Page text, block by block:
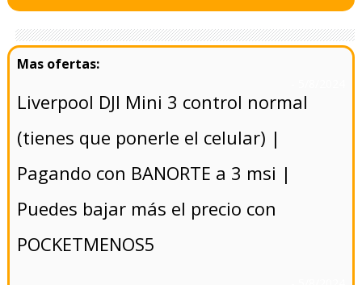
Liverpool DJI Mini 3 control normal
(tienes que ponerle el celular) |
Pagando con BANORTE a 3 msi |
Puedes bajar más el precio con
POCKETMENOS5